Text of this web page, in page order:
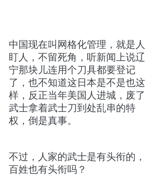
中国现在叫网格化管理，就是人
盯人，不留死角，听新闻上说辽
宁那块儿连用个刀具都要登记
了，也不知道这日本是不是也这
样，反正当年美国人进城，废了
武士拿着武士刀到处乱串的特
权，倒是真事。
不过，人家的武士是有头衔的，
百姓也有头衔吗？